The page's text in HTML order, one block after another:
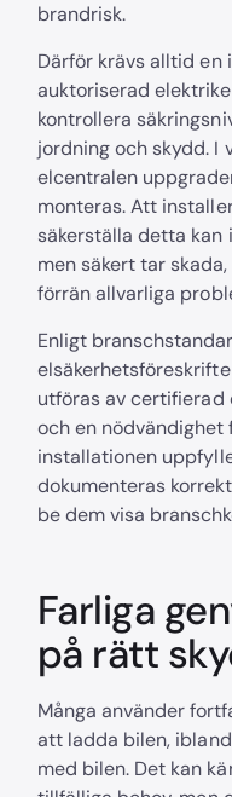
brandrisk.
Därför krävs alltid en
auktoriserad
kontrollera
jordning och skydd. I
elcentralen
monteras. Att
säkerställa detta
men säkert tar
förrän allvarliga
Enligt
utföras av certifierad
och en
installationen
dokumenteras
be dem visa
Farliga
på rätt
Många använder
att ladda bilen,
med bilen. Det kan